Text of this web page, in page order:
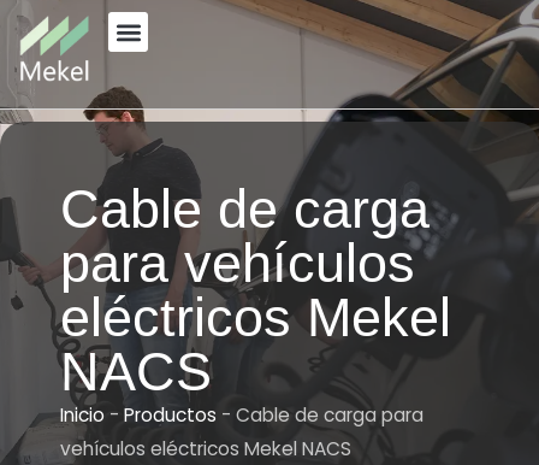
contenido
Cable de carga
para vehículos
eléctricos Mekel
NACS
Inicio - Productos - Cable de carga para
vehículos eléctricos Mekel NACS